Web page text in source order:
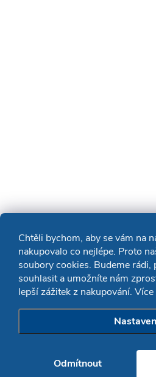
Chtěli bychom, aby se vám na
nakupovalo co nejlépe. Proto
soubory cookies. Budeme rádi,
souhlasit a umožníte nám
lepší zážitek z nakupování.
Odmítnout